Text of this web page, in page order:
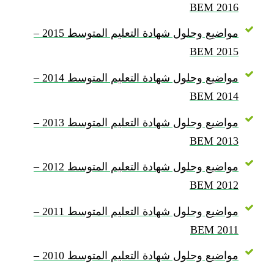
BEM 2016
مواضيع وحلول شهادة التعليم المتوسط 2015 –
BEM 2015
مواضيع وحلول شهادة التعليم المتوسط 2014 –
BEM 2014
مواضيع وحلول شهادة التعليم المتوسط 2013 –
BEM 2013
مواضيع وحلول شهادة التعليم المتوسط 2012 –
BEM 2012
مواضيع وحلول شهادة التعليم المتوسط 2011 –
BEM 2011
مواضيع وحلول شهادة التعليم المتوسط 2010 –